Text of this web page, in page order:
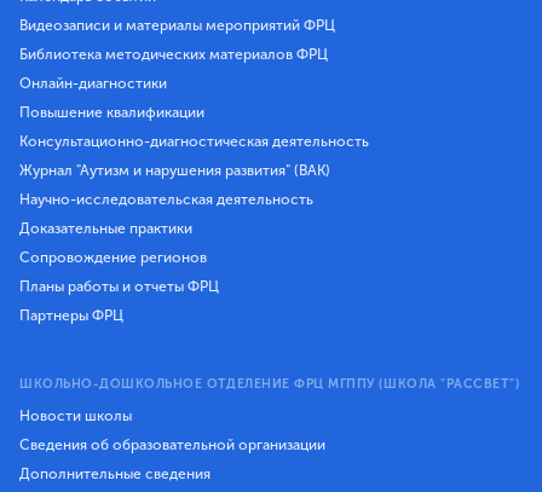
Видеозаписи и материалы мероприятий ФРЦ
Библиотека методических материалов ФРЦ
Онлайн-диагностики
Повышение квалификации
Консультационно-диагностическая деятельность
Журнал "Аутизм и нарушения развития" (ВАК)
Научно-исследовательская деятельность
Доказательные практики
Сопровождение регионов
Планы работы и отчеты ФРЦ
Партнеры ФРЦ
ШКОЛЬНО-ДОШКОЛЬНОЕ ОТДЕЛЕНИЕ ФРЦ МГППУ (ШКОЛА "РАССВЕТ")
Новости школы
Сведения об образовательной организации
Дополнительные сведения